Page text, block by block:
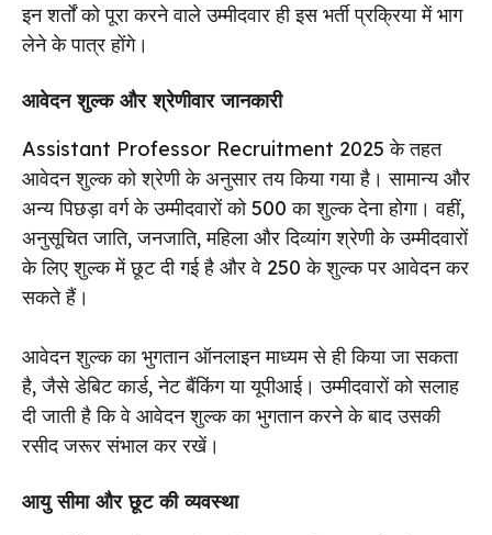
इन शर्तों को पूरा करने वाले उम्मीदवार ही इस भर्ती प्रक्रिया में भाग
लेने के पात्र होंगे।
आवेदन शुल्क और श्रेणीवार जानकारी
Assistant Professor Recruitment 2025 के तहत
आवेदन शुल्क को श्रेणी के अनुसार तय किया गया है। सामान्य और
अन्य पिछड़ा वर्ग के उम्मीदवारों को ₹500 का शुल्क देना होगा। वहीं,
अनुसूचित जाति, जनजाति, महिला और दिव्यांग श्रेणी के उम्मीदवारों
के लिए शुल्क में छूट दी गई है और वे ₹250 के शुल्क पर आवेदन कर
सकते हैं।
आवेदन शुल्क का भुगतान ऑनलाइन माध्यम से ही किया जा सकता
है, जैसे डेबिट कार्ड, नेट बैंकिंग या यूपीआई। उम्मीदवारों को सलाह
दी जाती है कि वे आवेदन शुल्क का भुगतान करने के बाद उसकी
रसीद जरूर संभाल कर रखें।
आयु सीमा और छूट की व्यवस्था